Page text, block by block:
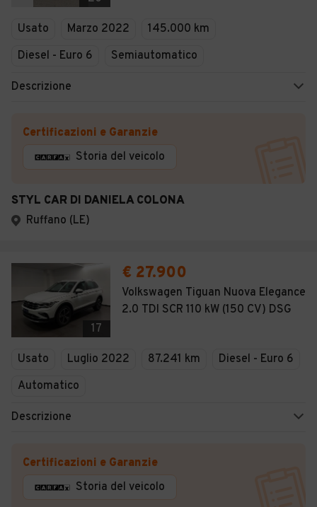
Usato Marzo 2022
145.000 km
Diesel - Euro 6
Semiautomatico
Descrizione
Certificazioni e Garanzie
Storia del veicolo
STYL CAR DI DANIELA COLONA
Ruffano (LE)
17
€ 27.900
Volkswagen Tiguan Nuova Elegance
2.0 TDI SCR 110 kW (150 CV) DSG
Usato Luglio 2022 87.241 km
Diesel - Euro 6
Automatico
Descrizione
Certificazioni e Garanzie
Storia del veicolo